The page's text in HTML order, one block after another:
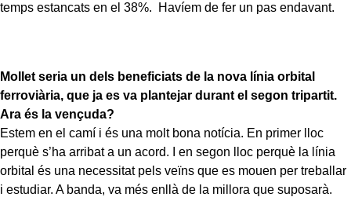
temps estancats en el 38%. Havíem de fer un pas endavant.
Mollet seria un dels beneficiats de la nova línia orbital
ferroviària, que ja es va plantejar durant el segon tripartit.
Ara és la vençuda?
Estem en el camí i és una molt bona notícia. En primer lloc
perquè s’ha arribat a un acord. I en segon lloc perquè la línia
orbital és una necessitat pels veïns que es mouen per treballar
i estudiar. A banda, va més enllà de la millora que suposarà.